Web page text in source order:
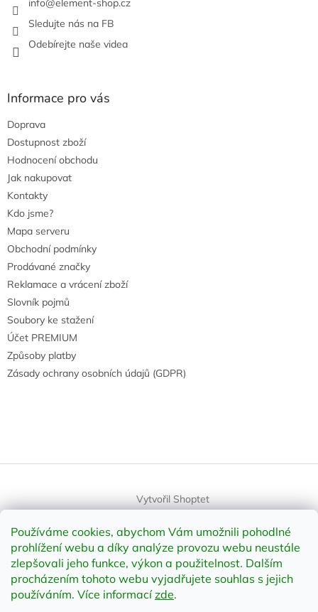
Používáme cookies, abychom Vám umožnili pohodlné
prohlížení webu a díky analýze provozu webu neustále
zlepšovali jeho funkce, výkon a použitelnost. Dalším
procházením tohoto webu vyjadřujete souhlas s jejich
používáním. Více informacízde.
Sledujte nás na FB
Odebírejte naše videa
Informace pro vás
Doprava
Dostupnost zboží
Hodnocení obchodu
Jak nakupovat
Kontakty
Kdo jsme?
Mapa serveru
Obchodní podmínky
Prodávané značky
Reklamace a vrácení zboží
Slovník pojmů
Soubory ke stažení
Účet PREMIUM
Způsoby platby
Zásady ochrany osobních údajů (GDPR)
Vytvořil Shoptet
Copyright 2026 element-shop.cz
. Všechna práva vyhrazena.
Upravit nastavení cookies